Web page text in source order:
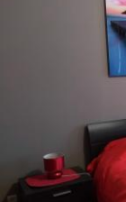
Régent en
belle villa pour
soigneux(se).
jardin, bureau,